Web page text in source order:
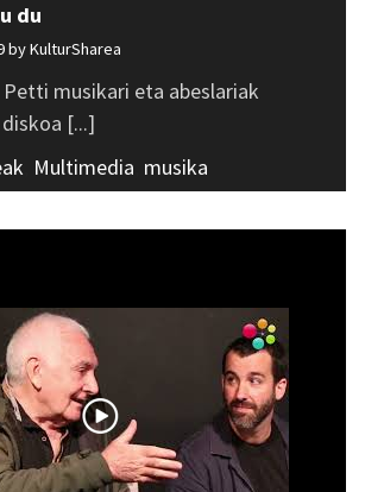
du
byKulturSharea
musikari eta abeslariak
[...]
Multimedia musika